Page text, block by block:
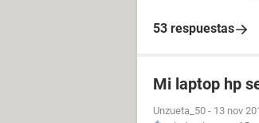
53 respuestas
Mi laptop hp
Unzueta_50 - 13 nov